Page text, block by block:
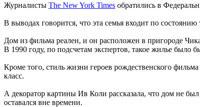
Журналисты The New York Times обратились в
В выводах говорится, что эта семья входит по
Дом из фильма реален, и он расположен в пригороде
В 1990 году, по подсчетам экспертов, такое жилье было
Кроме того, стиль жизни героев рождественского
класс.
А декоратор картины Ив Коли рассказала, что дом не
оставался вне времени.